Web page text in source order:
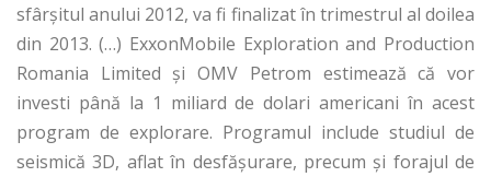
sfârşitul anului 2012, va fi finalizat în trimestrul al doilea
din 2013. (…) ExxonMobile Exploration and Production
Romania Limited şi OMV Petrom estimează că vor
investi până la 1 miliard de dolari americani în acest
program de explorare. Programul include studiul de
seismică 3D, aflat în desfăşurare, precum şi forajul de